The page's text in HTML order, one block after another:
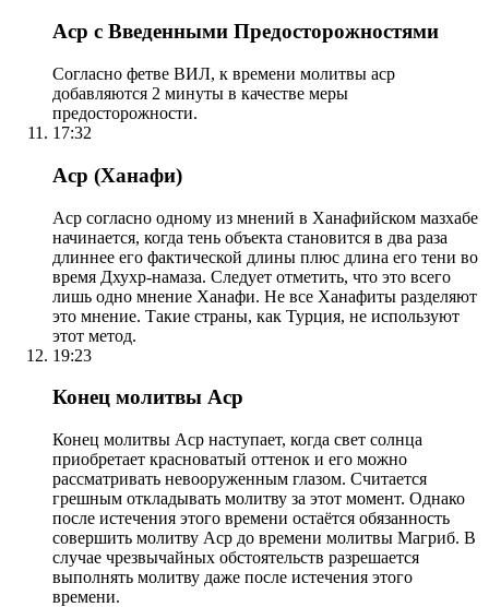
Аср с Введенными Предосторожностями
Согласно фетве ВИЛ, к времени молитвы аср
добавляются 2 минуты в качестве меры
предосторожности.
17:32
Аср (Ханафи)
Аср согласно одному из мнений в Ханафийском мазхабе
начинается, когда тень объекта становится в два раза
длиннее его фактической длины плюс длина его тени во
время Дхухр-намаза. Следует отметить, что это всего
лишь одно мнение Ханафи. Не все Ханафиты разделяют
это мнение. Такие страны, как Турция, не используют
этот метод.
19:23
Конец молитвы Аср
Конец молитвы Аср наступает, когда свет солнца
приобретает красноватый оттенок и его можно
рассматривать невооруженным глазом. Считается
грешным откладывать молитву за этот момент. Однако
после истечения этого времени остаётся обязанность
совершить молитву Аср до времени молитвы Магриб. В
случае чрезвычайных обстоятельств разрешается
выполнять молитву даже после истечения этого
времени.